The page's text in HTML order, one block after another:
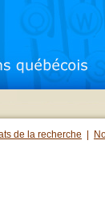
de la recherche